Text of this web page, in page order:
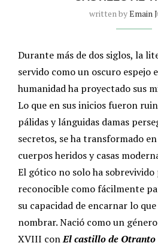
written byEmain
Durante más de dos siglos, la
servido como un oscuro espejo
humanidad ha proyectado sus
Lo que en sus inicios fueron
pálidas y lánguidas damas
secretos, se ha transformado
cuerpos heridos y casas
El gótico no solo ha
reconocible como fácilmente
su capacidad de encarnar lo
nombrar. Nació como un
XVIII conEl castillo de Otranto